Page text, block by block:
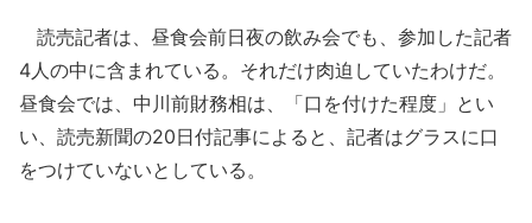
読売記者は、昼食会前日夜の飲み会でも、参加した記者
4人の中に含まれている。それだけ肉迫していたわけだ。
昼食会では、中川前財務相は、「口を付けた程度」とい
い、読売新聞の20日付記事によると、記者はグラスに口
をつけていないとしている。